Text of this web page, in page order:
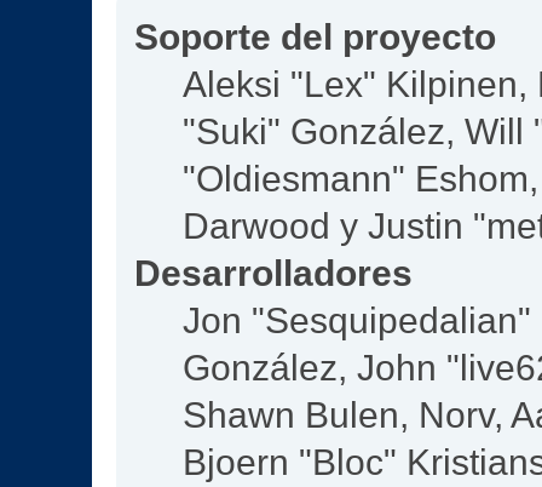
Soporte del proyecto
Aleksi "Lex"
"Suki" González, Will
"Oldiesmann"
Darwood y Justin
Desarrolladores
Jon
González, John
Shawn Bulen, Norv,
Bjoern "Bloc"